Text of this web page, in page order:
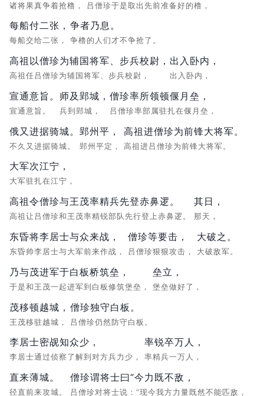
诸将果真争着抢橹， 吕僧珍于是取出先前准备好的橹，
每船付二张，
每船交给二张，
争者乃息。
争橹的人们才不争抢了。
高祖以僧珍为辅国将军、步兵校尉，
高祖任吕僧珍为辅国将军、步兵校尉，
出入卧内，
出入卧内，
宣通意旨。
宣通意旨。
师及郢城，
兵到郢城，
僧珍率所领顿偃月垒，
吕僧珍率部属驻扎在偃月垒，
俄又进据骑城。
不久又进据骑城。
郢州平，
郢州平定，
高祖进僧珍为前锋大将军。
高祖进吕僧珍为前锋大将军。
大军次江宁，
大军驻扎在江宁，
高祖令僧珍与王茂率精兵先登赤鼻逻。
高祖让吕僧珍和王茂率精锐部队先行登上赤鼻逻。
其日，
那天，
东昏将李居士与众来战，
东昏帅李居士与大军前来作战，
僧珍等要击，
吕僧珍狠狠攻击，
大破之。
大破敌军。
乃与茂进军于白板桥筑垒，
于是和王茂一起进军到白板修筑堡垒，
垒立，
堡垒做好了，
茂移顿越城，
王茂移驻越城，
僧珍独守白板。
吕僧珍仍然防守白板。
李居士密觇知众少，
李居士通过侦察了解到对方兵力少，
率锐卒万人，
率精兵一万人，
直来薄城。
径直前来攻城。
僧珍谓将士曰“今力既不敌，
吕僧珍对将士说：“现今我方力量既然不能匹敌，